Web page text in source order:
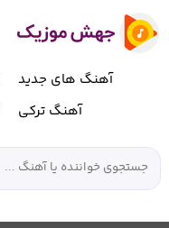
آهنگ های جدید
آهنگ ترکی